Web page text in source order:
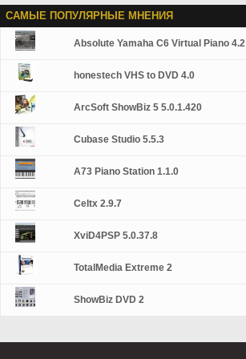
САМЫЕ ПОПУЛЯРНЫЕ МНЕНИЯ
Absolute Yamaha C6 Virtual Piano 4.2
honestech VHS to DVD 4.0
ArcSoft ShowBiz 5 5.0.1.420
Cubase Studio 5.5.3
A73 Piano Station 1.1.0
Celtx 2.9.7
XviD4PSP 5.0.37.8
TotalMedia Extreme 2
ShowBiz DVD 2